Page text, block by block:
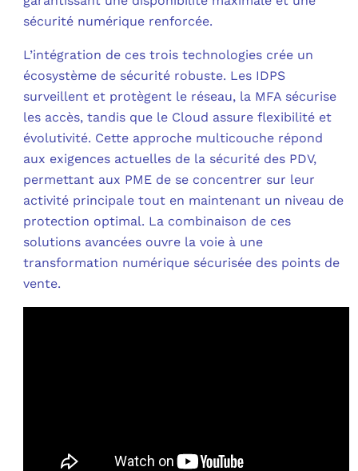
sécurité numérique renforcée.
L’intégration de ces trois technologies crée un
écosystème de sécurité robuste. Les IDPS
surveillent et protègent le réseau, la MFA sécurise
les accès, tandis que le Cloud assure flexibilité et
évolutivité. Cette approche multicouche répond
aux exigences actuelles de la sécurité des PDV,
permettant aux PME de se concentrer sur leur
activité principale tout en maintenant un niveau de
protection optimal. La combinaison de ces
solutions avancées ouvre la voie à une
transformation numérique sécurisée des points de
vente.